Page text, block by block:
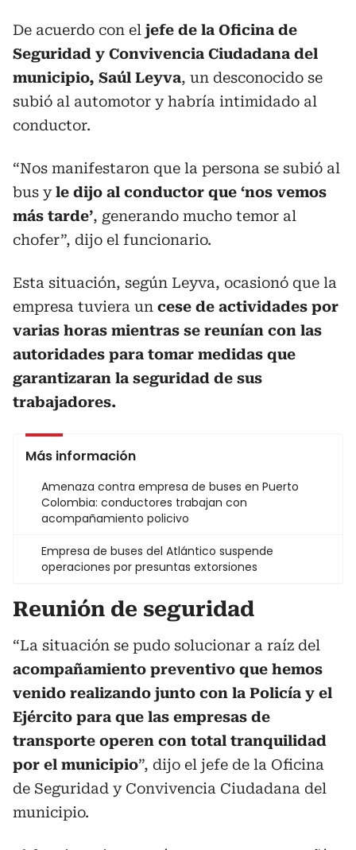
De acuerdo con el jefe de la Oficina de
Seguridad y Convivencia Ciudadana del
municipio, Saúl Leyva, un desconocido se
subió al automotor y habría intimidado al
conductor.
“Nos manifestaron que la persona se subió al
bus yle dijo al conductor que ‘nos vemos
más tarde’, generando mucho temor al
chofer”, dijo el funcionario.
Esta situación, según Leyva, ocasionó que la
empresa tuviera un cese de actividades por
varias horas mientras se reunían con las
autoridades para tomar medidas que
garantizaran la seguridad de sus
trabajadores.
Más información
Amenaza contra empresa de buses en Puerto
Colombia: conductores trabajan con
acompañamiento policivo
Empresa de buses del Atlántico suspende
operaciones por presuntas extorsiones
Reunión de seguridad
“La situación se pudo solucionar a raíz del
acompañamiento preventivo que hemos
venido realizando junto con la Policía y el
Ejército para que las empresas de
transporte operen con total tranquilidad
por el municipio”, dijo el jefe de la Oficina
de Seguridad y Convivencia Ciudadana del
municipio.